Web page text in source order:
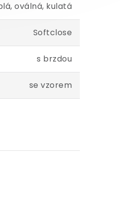
oválná, kulatá
Softclose
s brzdou
se vzorem